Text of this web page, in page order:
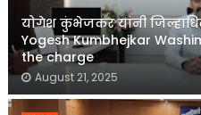
योगेश कुंभेजकर यांनी
Yogesh Kumbhejkar
the charge
August 21, 2025